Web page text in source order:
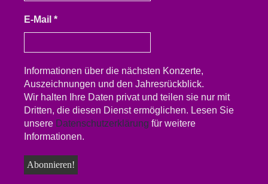
E-Mail *
Informationen über die nächsten Konzerte,
Auszeichnungen und den Jahresrückblick.
Wir halten Ihre Daten privat und teilen sie nur mit
Dritten, die diesen Dienst ermöglichen. Lesen Sie
unsere Datenschutzerklärung für weitere
Informationen.